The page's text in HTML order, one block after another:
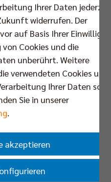
Meter großen Krick
selten einen Weg
Aufsteiger anzusehen
eins (25:15) als auch
an die
Durchgang
nach Krick auch Leon
Doppelwechsel ihr
die Karlsruher, die
Haching München
in der (über zwei
Auftaktrunde (Freilos
Ihrer Daten
widerrufen. Der
auf Basis Ihrer
Cookies und die
unberührt. Weitere
verwendeten Cookies und
Ihrer Daten
Sie in unserer
akzeptieren